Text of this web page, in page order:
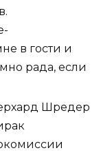
в гости и
рада, если
Шредер